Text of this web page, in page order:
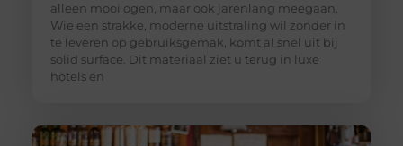
alleen mooi ogen, maar ook jarenlang meegaan.
Wie een strakke, moderne uitstraling wil zonder in
te leveren op gebruiksgemak, komt al snel uit bij
solid surface. Dit materiaal ziet u terug in luxe
hotels en